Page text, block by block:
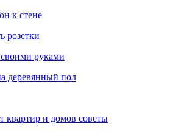
к стене
розетки
руками
деревянный пол
квартир и домов советы